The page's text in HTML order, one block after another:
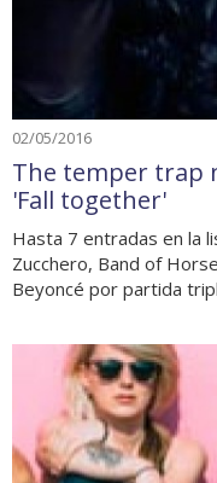
02/05/2016
The temper trap
'Fall together'
Hasta 7 entradas en la
Zucchero, Band of
Beyoncé por partida